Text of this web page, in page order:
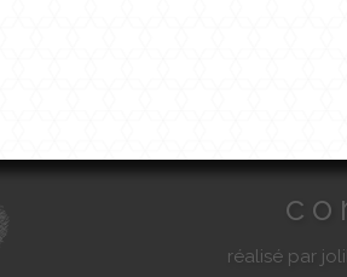
réalisé par